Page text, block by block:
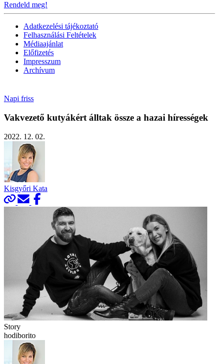
Rendeld meg!
Adatkezelési tájékoztató
Felhasználási Feltételek
Médiaajánlat
Előfizetés
Impresszum
Archívum
Napi friss
Vakvezető kutyákért álltak össze a hazai hírességek
2022. 12. 02.
Kisgyőri Kata
Story
hodiborito